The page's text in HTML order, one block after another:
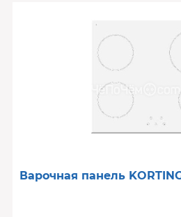
Варочная панель